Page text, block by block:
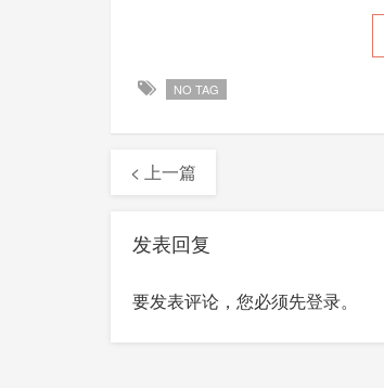
NO TAG
< 上一篇
发表回复
要发表评论，您必须先登录。